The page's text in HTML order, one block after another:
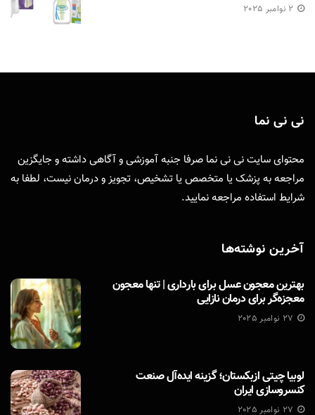
2 نوامبر 2025
نی نی نما
محتوای سایت نی نی نما صرفا جنبه آموزشی و آگاهی داشته و جایگزین
مراجعه به پزشک یا متخصص یا تشخیص، تجویز و درمان نیست، لطفا به
شرایط استفاده مراجعه نمایید.
آخرین نوشته‌ها
بهترین معجون عسل برای بارداری | تنها معجون
معجزه‌گر برای درمان نازایی
27 نوامبر 2025
لوبیا چیتی ازبکستان؛ گزینه ایده‌آل صنعت
کنسروسازی ایران
27 نوامبر 2025